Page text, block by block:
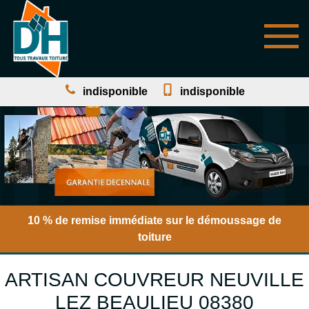
indisponible indisponible
10 % de remise immédiate sur le démoussage de
toiture
ARTISAN COUVREUR NEUVILLE
LEZ BEAULIEU 08380